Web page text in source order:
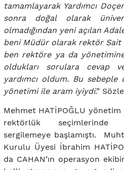
tamamlayarak Yardımcı
sonra doğal olarak
olmadığından yeni açılan
beni Müdür olarak rektör Sait
ben rektöre ya da
oldukları sorulara cevap
yardımcı oldum. Bu
yönetimi ile aram iyiydi.”
Mehmet HATİPOĞLU
rektörlük seçimlerinde
sergilemeye başlamıştı.
Kurulu Üyesi İbrahim
da CAHAN’ın operasyon